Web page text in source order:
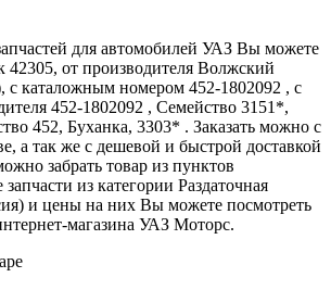
для автомобилей УАЗ Вы можете
от производителя Волжский
с каталожным номером 452-1802092 , с
452-1802092 , Семейство 3151*,
452, Буханка, 3303* . Заказать можно с
а так же с дешевой и быстрой доставкой
забрать товар из пунктов
из категории Раздаточная
и цены на них Вы можете посмотреть
магазина УАЗ Моторс.